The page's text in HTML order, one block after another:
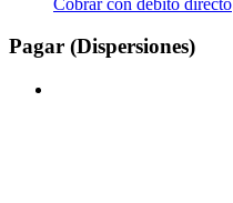
Pagar (Dispersiones)